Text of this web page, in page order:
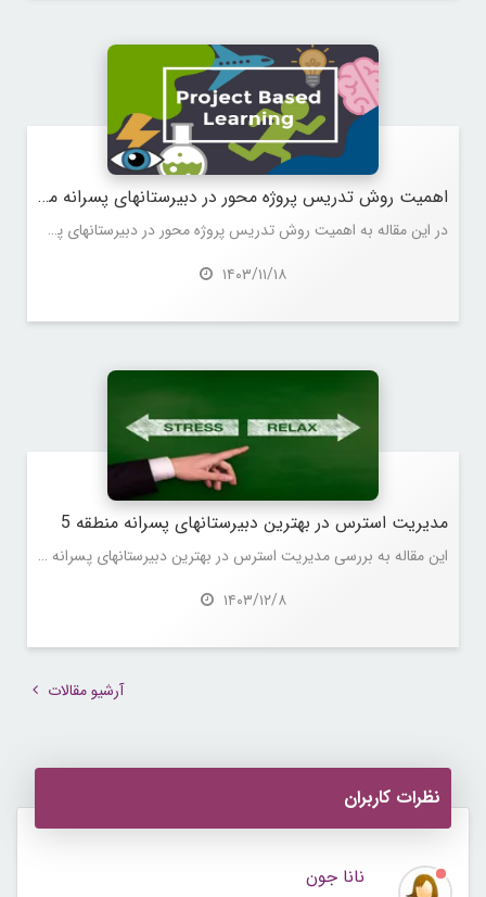
اهمیت روش تدریس پروژه محور در دبیرستانهای پسرانه منطقه 5
در این مقاله به اهمیت روش تدریس پروژه محور در دبیرستانهای پسرانه منطقه 5 می پردازیم.
۱۴۰۳/۱۱/۱۸
مدیریت استرس در بهترین دبیرستانهای پسرانه منطقه 5
این مقاله به بررسی مدیریت استرس در بهترین دبیرستانهای پسرانه منطقه 5 می پردازد.
۱۴۰۳/۱۲/۸
آرشیو مقالات
نظرات کاربران
نانا جون